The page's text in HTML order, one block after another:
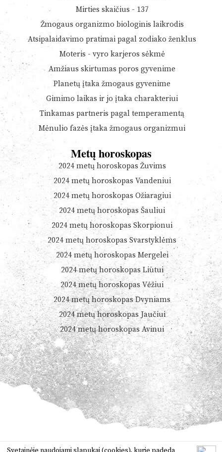
Mirties skaičius - 137
Žmogaus organizmo biologinis laikrodis
Atsipalaidavimo pratimai pagal zodiako ženklus
Moteris - vyro karjeros sėkmė
Amžiaus skirtumas poros gyvenime
Planetų įtaka žmogaus gyvenime
Gimimo laikas ir jo įtaka charakteriui
Tinkamas partneris pagal temperamentą
Mėnulio fazės įtaka žmogaus organizmui
Metų horoskopas
2024 metų horoskopas Žuvims
2024 metų horoskopas Vandeniui
2024 metų horoskopas Ožiaragiui
2024 metų horoskopas Šauliui
2024 metų horoskopas Skorpionui
2024 metų horoskopas Svarstyklėms
2024 metų horoskopas Mergelei
2024 metų horoskopas Liūtui
2024 metų horoskopas Vėžiui
2024 metų horoskopas Dvyniams
2024 metų horoskopas Jaučiui
2024 metų horoskopas Avinui
© 2026Dienoshoroskopas.lt